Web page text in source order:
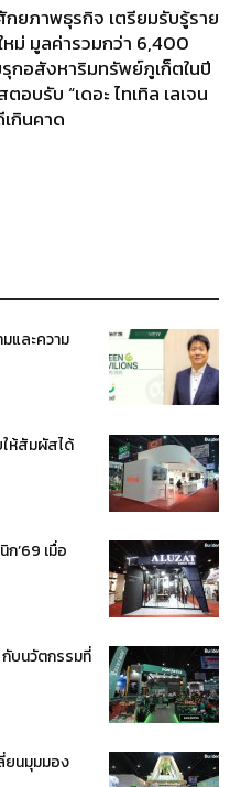
กยภาพธุรกิจ เตรียมรับรู้ราย
หม่ มูลค่ารวมกว่า 6,400
กอสังหาริมทรัพย์ภูเก็ตในปี
อบรับ “เดอะ ไทเทิล เลเจน
เกินคาด
และความ
ให้สัมผัสได้
’69 เมื่อ
กับนวัตกรรมที่
ยนมุมมอง